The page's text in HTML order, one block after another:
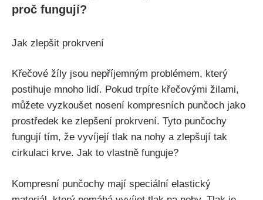
proč fungují?
Jak zlepšit prokrvení
Křečové⁤ žíly jsou nepříjemným problémem, ​který
postihuje mnoho lidí. Pokud trpíte křečovými žilami,⁤
můžete vyzkoušet nosení kompresních⁤ punčoch jako
prostředek ke zlepšení prokrvení. Tyto punčochy
fungují tím, ​že ‍vyvíjejí tlak ⁣na⁣ nohy a zlepšují tak
cirkulaci krve. Jak to vlastně funguje?
Kompresní punčochy mají speciální elastický